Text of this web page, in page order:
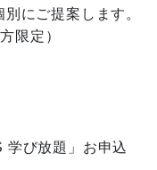
にご提案します。
限定）
学び放題」お申込